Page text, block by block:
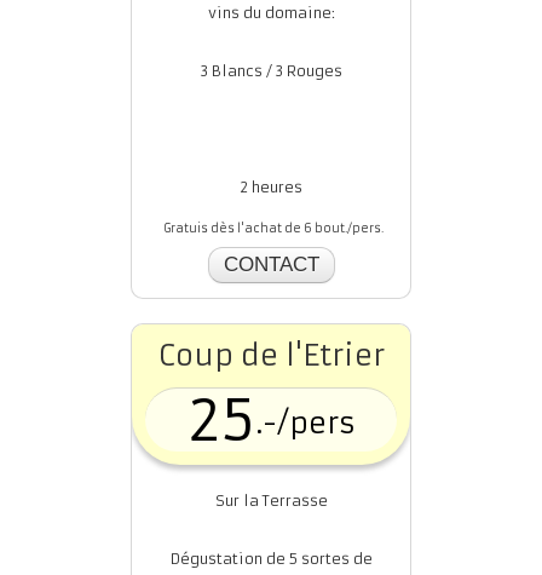
vins du domaine:
3 Blancs / 3 Rouges
2 heures
Gratuis dès l'achat de 6 bout./pers.
CONTACT
Coup de l'Etrier
25 .-/pers
Sur la Terrasse
Dégustation de 5 sortes de